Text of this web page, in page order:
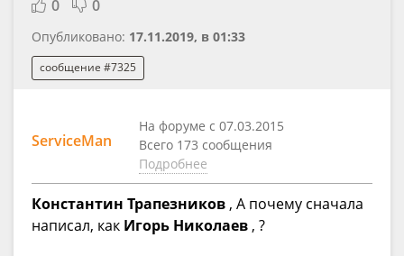
0 0
Опубликовано: 17.11.2019, в 01:33
сообщение #7325
ServiceMan
На форуме с 07.03.2015
Всего 173 сообщения
Подробнее
Константин Трапезников , А почему сначала
написал, как Игорь Николаев , ?